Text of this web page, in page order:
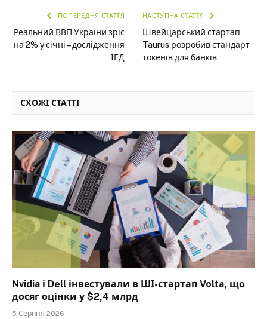
ПОПЕРЕДНЯ СТАТТЯ
Реальний ВВП України зріс
на 2% у січні – дослідження
ІЕД
НАСТУПНА СТАТТЯ
Швейцарський стартап
Taurus розробив стандарт
токенів для банків
СХОЖІ СТАТТІ
Nvidia і Dell інвестували в ШІ-стартап Volta, що
досяг оцінки у $2,4 млрд
5 Серпня 2026